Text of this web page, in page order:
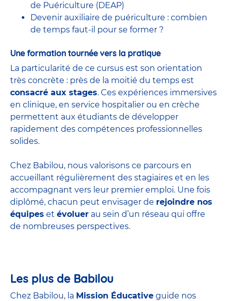
de Puériculture (DEAP)
Devenir auxiliaire de puériculture : combien
de temps faut-il pour se former ?
Une formation tournée vers la pratique
La particularité de ce cursus est son orientation
très concrète : près de la moitié du temps est
consacré aux stages. Ces expériences immersives
en clinique, en service hospitalier ou en crèche
permettent aux étudiants de développer
rapidement des compétences professionnelles
solides.
Chez Babilou, nous valorisons ce parcours en
accueillant régulièrement des stagiaires et en les
accompagnant vers leur premier emploi. Une fois
diplômé, chacun peut envisager de rejoindre nos
équipes et évoluer au sein d’un réseau qui offre
de nombreuses perspectives.
Les plus de Babilou
Chez Babilou, la Mission Éducative guide nos